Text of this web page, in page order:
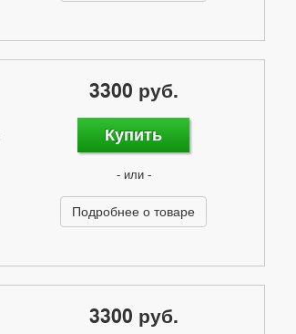
3300 руб.
Купить
- или -
Подробнее о товаре
3300 руб.